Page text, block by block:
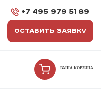
+7 495 979 51 89
ОСТАВИТЬ ЗАЯВКУ
ВАША КОРЗИНА